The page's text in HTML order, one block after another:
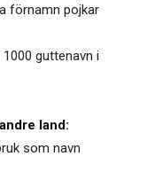
förnamn pojkar
guttenavn i
land:
som navn